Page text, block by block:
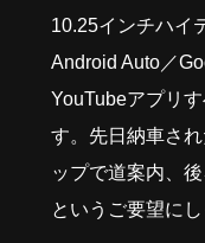
10.25インチハイ
Android Auto／
YouTubeアプリ
す。先日納車さ
ップで道案内、
というご要望に